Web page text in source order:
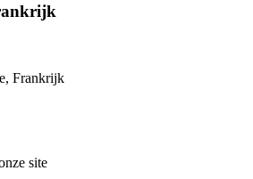
Frankrijk
site